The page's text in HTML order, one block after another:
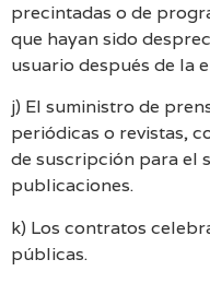
precintadas o de
que hayan sido
usuario después de la
j) El suministro de
periódicas o revistas,
de suscripción para el
publicaciones.
k) Los contratos
públicas.